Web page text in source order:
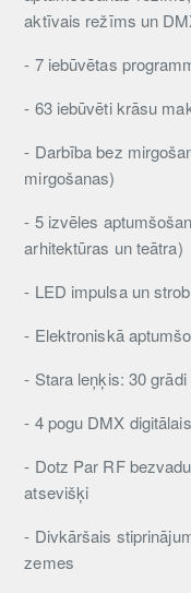
aktīvais režīms un
- 7 iebūvētas
- 63 iebūvēti krāsu
- Darbība bez
mirgošanas)
- 5 izvēles
arhitektūras un teātra)
- LED impulsa un
- Elektroniskā
- Stara leņķis: 30 grādi
- 4 pogu DMX
- Dotz Par RF
atsevišķi
- Divkāršais
zemes